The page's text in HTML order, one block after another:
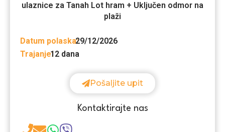
ulaznice za Tanah Lot hram + Uključen odmor na
plaži
Datum polaska:29/12/2026
Trajanje:12 dana
Pošaljite upit
Kontaktirajte nas